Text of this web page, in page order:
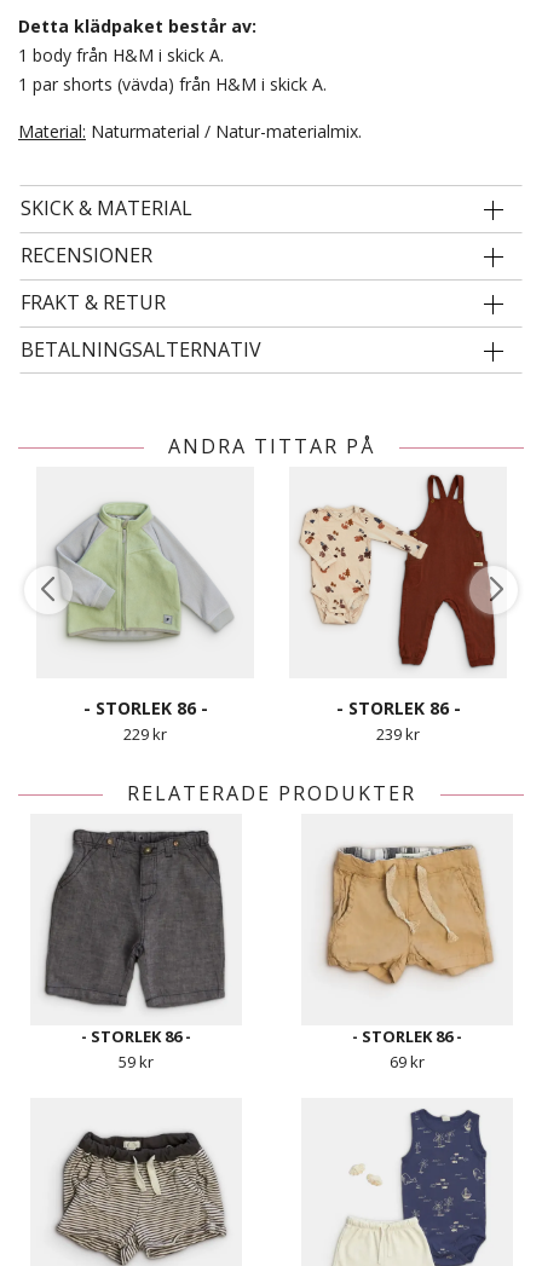
Detta klädpaket består av:
1 body från H&M i skick A.
1 par shorts (vävda) från H&M i skick A.
Material: Naturmaterial / Natur-materialmix.
SKICK & MATERIAL
RECENSIONER
FRAKT & RETUR
BETALNINGSALTERNATIV
ANDRA TITTAR PÅ
- STORLEK 86 -
229 kr
- STORLEK 86 -
239 kr
RELATERADE PRODUKTER
- STORLEK 86 -
59 kr
- STORLEK 86 -
69 kr